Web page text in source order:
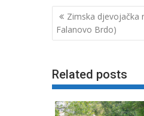
Navigacija
objava
Zimska djevojačka
Falanovo Brdo)
Related posts